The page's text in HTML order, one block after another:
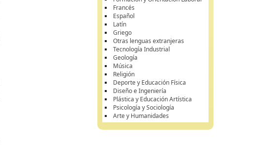
Francés
Español
Latín
Griego
Otras lenguas extranjeras
Tecnología Industrial
Geología
Música
Religión
Deporte y Educación Física
Diseño e Ingeniería
Plástica y Educación Artística
Psicología y Sociología
Arte y Humanidades